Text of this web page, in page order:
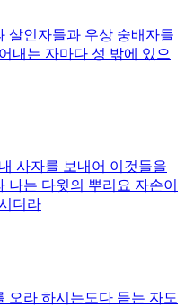
살인자들과 우상 숭배자들
내는 자마다 성 밖에 있으
사자를 보내어 이것들을
는 다윗의 뿌리요 자손이
더라
오라 하시는도다 듣는 자도